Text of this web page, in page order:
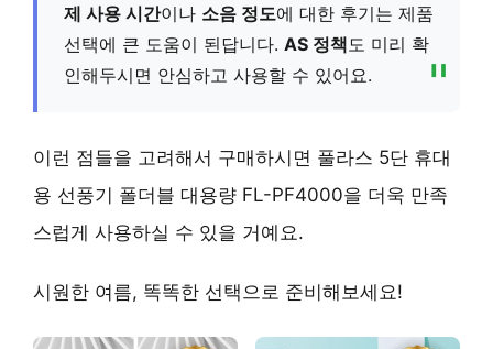
제 사용 시간이나 소음 정도에 대한 후기는 제품
선택에 큰 도움이 된답니다. AS 정책 도 미리 확
인해두시면 안심하고 사용할 수 있어요.
이런 점들을 고려해서 구매하시면 풀라스 5단 휴대
용 선풍기 폴더블 대용량 FL-PF4000을 더욱 만족
스럽게 사용하실 수 있을 거예요.
시원한 여름, 똑똑한 선택으로 준비해보세요!